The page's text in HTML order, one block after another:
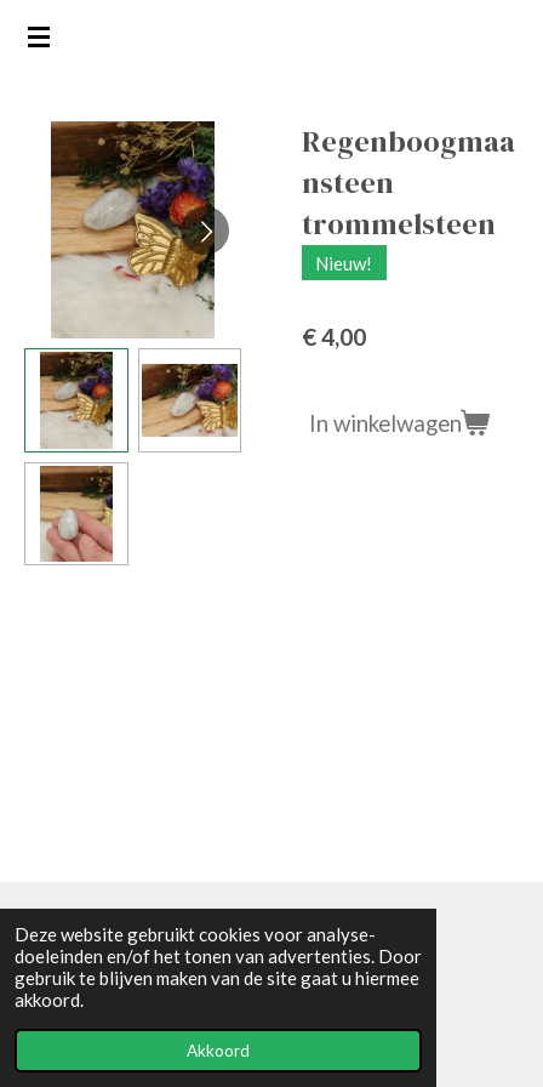
Deze website gebruikt cookies voor analyse-
doeleinden en/of het tonen van advertenties. Door
gebruik te blijven maken van de site gaat u hiermee
akkoord.
Akkoord
Ga
hoofdinhoud
Regenboogmaa
nsteen
trommelsteen
Nieuw!
€ 4,00
In winkelwagen
Algemene voorwaarden
© 2021 - RC en mineralenshop Het vlinderpad